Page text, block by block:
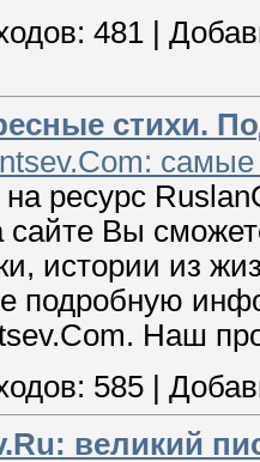
481
стихи.
ресурс
сайте Вы
истории из
подробную
Наш
585
великий